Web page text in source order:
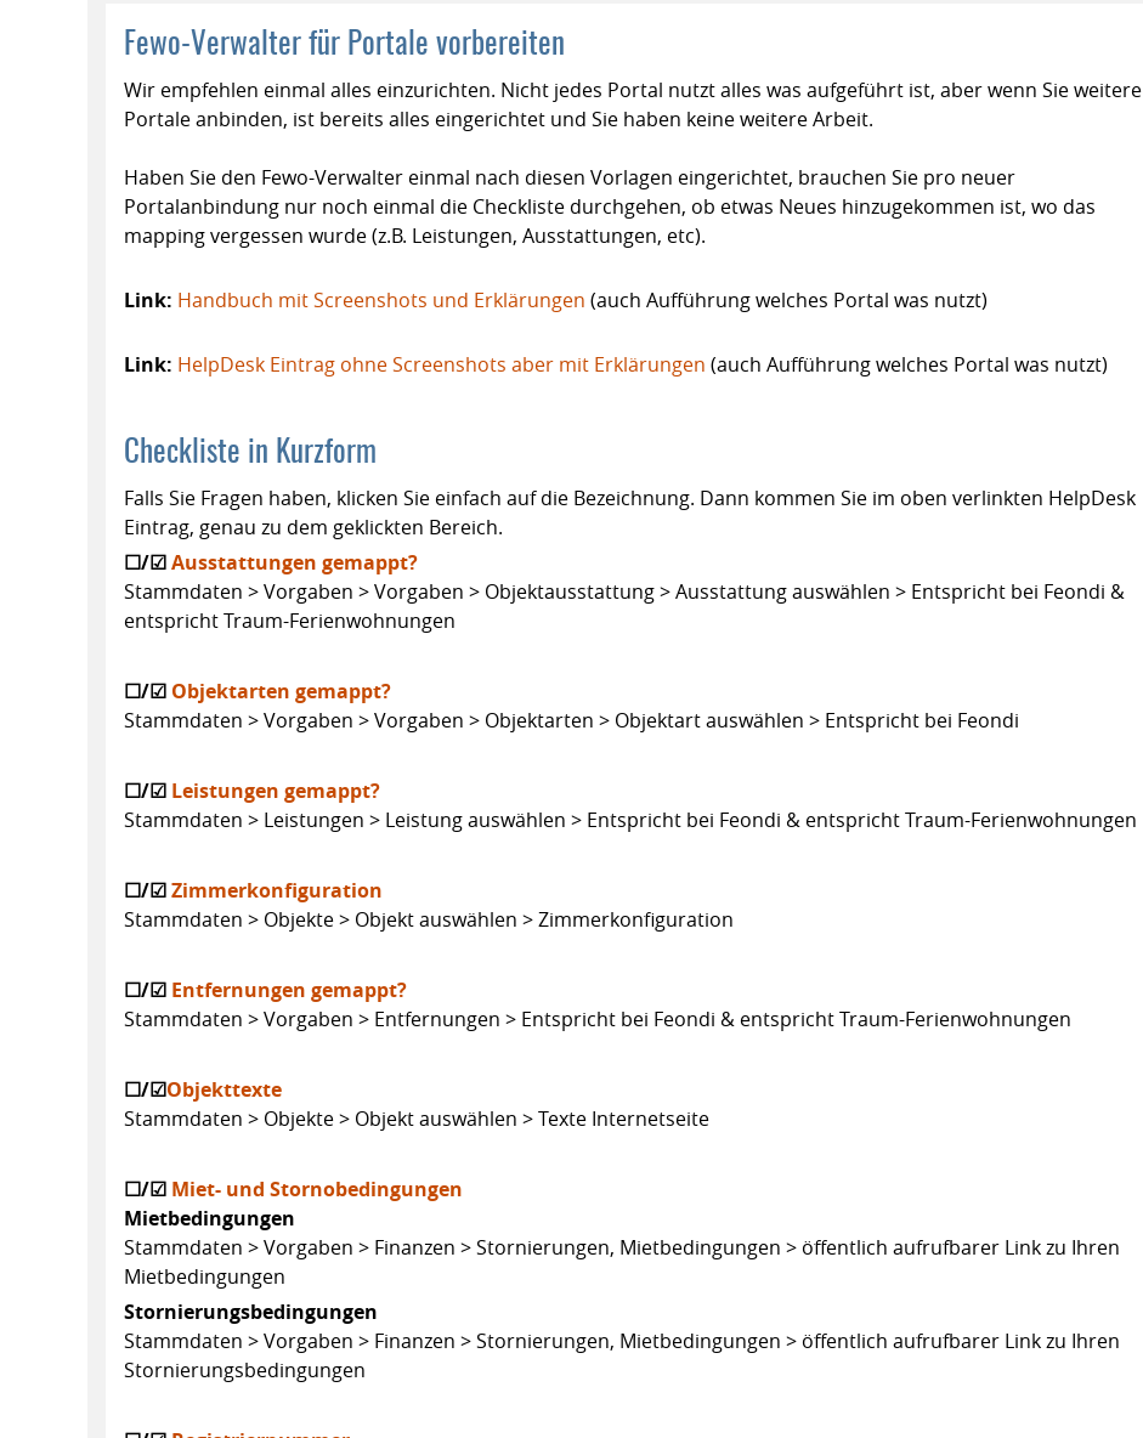
Fewo-Verwalter für Portale vorbereiten
Wir empfehlen einmal alles einzurichten. Nicht jedes Portal nutzt alles was aufgeführt ist, aber wenn Sie weitere
Portale anbinden, ist bereits alles eingerichtet und Sie haben keine weitere Arbeit.
Haben Sie den Fewo-Verwalter einmal nach diesen Vorlagen eingerichtet, brauchen Sie pro neuer
Portalanbindung nur noch einmal die Checkliste durchgehen, ob etwas Neues hinzugekommen ist, wo das
mapping vergessen wurde (z.B. Leistungen, Ausstattungen, etc).
Link: Handbuch mit Screenshots und Erklärungen (auch Aufführung welches Portal was nutzt)
Link: HelpDesk Eintrag ohne Screenshots aber mit Erklärungen (auch Aufführung welches Portal was nutzt)
Checkliste in Kurzform
Falls Sie Fragen haben, klicken Sie einfach auf die Bezeichnung. Dann kommen Sie im oben verlinkten HelpDesk
Eintrag, genau zu dem geklickten Bereich.
☐/☑Ausstattungen gemappt?
Stammdaten > Vorgaben > Vorgaben > Objektausstattung > Ausstattung auswählen > Entspricht bei Feondi &
entspricht Traum-Ferienwohnungen
☐/☑ Objektarten gemappt?
Stammdaten > Vorgaben > Vorgaben > Objektarten > Objektart auswählen > Entspricht bei Feondi
☐/☑ Leistungen gemappt?
Stammdaten > Leistungen > Leistung auswählen > Entspricht bei Feondi & entspricht Traum-Ferienwohnungen
☐/☑Zimmerkonfiguration
Stammdaten > Objekte > Objekt auswählen > Zimmerkonfiguration
☐/☑ Entfernungen gemappt?
Stammdaten > Vorgaben > Entfernungen > Entspricht bei Feondi & entspricht Traum-Ferienwohnungen
☐/☑Objekttexte
Stammdaten > Objekte > Objekt auswählen > Texte Internetseite
☐/☑ Miet- und Stornobedingungen
Mietbedingungen
Stammdaten > Vorgaben > Finanzen > Stornierungen, Mietbedingungen > öffentlich aufrufbarer Link zu Ihren
Mietbedingungen
Stornierungsbedingungen
Stammdaten > Vorgaben > Finanzen > Stornierungen, Mietbedingungen > öffentlich aufrufbarer Link zu Ihren
Stornierungsbedingungen